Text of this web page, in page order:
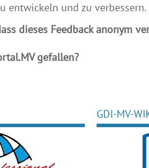
entwickeln und zu verbessern.
dieses Feedback anonym
gefallen?
GDI-MV-